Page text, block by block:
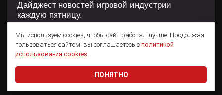
Сайт использует IP адреса, cookie, данные геолокации
использования содержатся вПолитике конфиденциальностии
Пользовательском соглашении .
© 2011 — 2026 App2Top 16+
Мы используем cookies, чтобы сайт работал лучше. Продолжая
пользоваться сайтом, вы соглашаетесь с политикой
использования cookies.
ПОНЯТНО
Дайджест новостей игровой индустрии
каждую пятницу.
Даю согласие на обработкуперсональных данных